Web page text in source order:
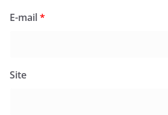
E-mail*
Site